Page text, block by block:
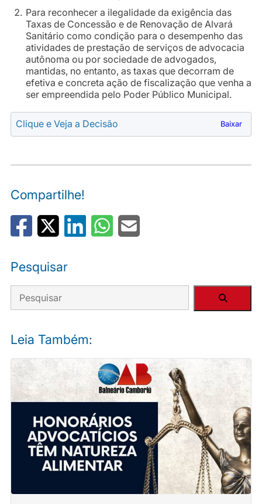
Para reconhecer a ilegalidade da exigência das
Taxas de Concessão e de Renovação de Alvará
Sanitário como condição para o desempenho das
atividades de prestação de serviços de advocacia
autônoma ou por sociedade de advogados,
mantidas, no entanto, as taxas que decorram de
efetiva e concreta ação de fiscalização que venha a
ser empreendida pelo Poder Público Municipal.
Clique e Veja a Decisão Baixar
Compartilhe!
Pesquisar
Leia Também: